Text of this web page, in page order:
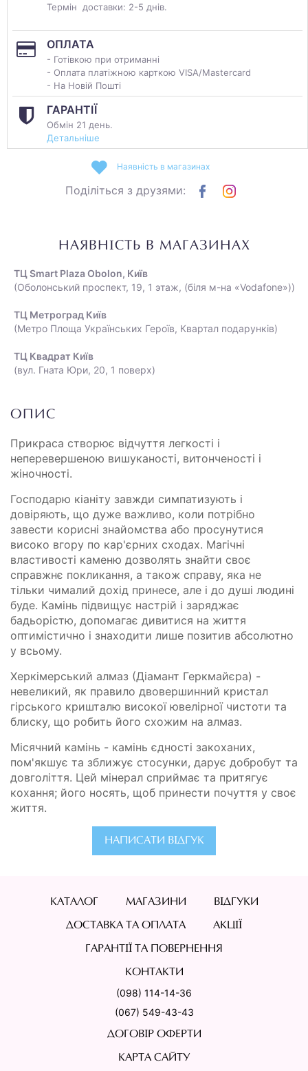
Термін доставки: 2-5 днів.
ОПЛАТА
- Готівкою при отриманні
- Оплата платіжною карткою VISA/Mastercard
- На Новій Пошті
ГАРАНТІЇ
Обмін 21 день.
Детальніше
Наявність в магазинах
Поділіться з друзями:
НАЯВНІСТЬ В МАГАЗИНАХ
ТЦ Smart Plaza Obolon, Київ
(Оболонський проспект, 19, 1 этаж, (біля м-на «Vodafone»))
ТЦ Метроград Київ
(Метро Площа Українських Героїв, Квартал подарунків)
ТЦ Квадрат Київ
(вул. Гната Юри, 20, 1 поверх)
ОПИС
Прикраса створює відчуття легкості і
неперевершеною вишуканості, витонченості і
жіночності.
Господарю кіаніту завжди симпатизують і
довіряють, що дуже важливо, коли потрібно
завести корисні знайомства або просунутися
високо вгору по кар'єрних сходах. Магічні
властивості каменю дозволять знайти своє
справжнє покликання, а також справу, яка не
тільки чималий дохід принесе, але і до душі людині
буде. Камінь підвищує настрій і заряджає
бадьорістю, допомагає дивитися на життя
оптимістично і знаходити лише позитив абсолютно
у всьому.
Херкімерський алмаз (Діамант Геркмайєра) -
невеликий, як правило двовершинний кристал
гірського кришталю високої ювелірної чистоти та
блиску, що робить його схожим на алмаз.
Місячний камінь - камінь єдності закоханих,
пом'якшує та зближує стосунки, дарує добробут та
довголіття. Цей мінерал сприймає та притягує
кохання; його носять, щоб принести почуття у своє
життя.
НАПИСАТИ ВІДГУК
КАТАЛОГ МАГАЗИНИ ВІДГУКИ
ДОСТАВКА ТА ОПЛАТА АКЦІЇ
ГАРАНТІЇ ТА ПОВЕРНЕННЯ
КОНТАКТИ
(098) 114-14-36
(067) 549-43-43
ДОГОВІР ОФЕРТИ
КАРТА САЙТУ